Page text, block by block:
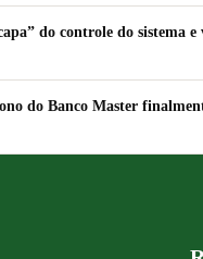
do controle do sistema
do Banco Master